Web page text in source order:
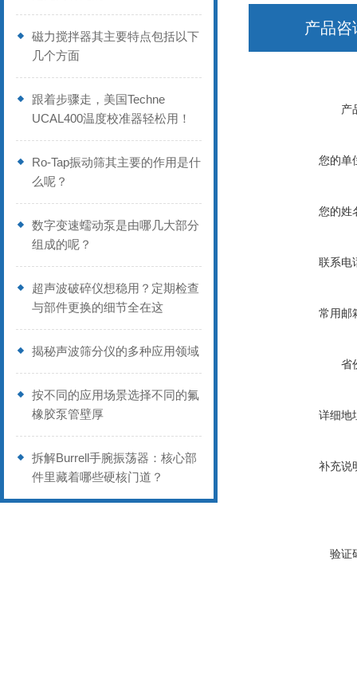
磁力搅拌器其主要特点包括以下
几个方面
跟着步骤走，美国Techne
UCAL400温度校准器轻松用！
Ro-Tap振动筛其主要的作用是什
么呢？
数字变速蠕动泵是由哪几大部分
组成的呢？
超声波破碎仪想稳用？定期检查
与部件更换的细节全在这
揭秘声波筛分仪的多种应用领域
按不同的应用场景选择不同的氟
橡胶泵管壁厚
拆解Burrell手腕振荡器：核心部
件里藏着哪些硬核门道？
产品咨
产
您的单
您的姓
联系电
常用邮
省
详细地
补充说
验证